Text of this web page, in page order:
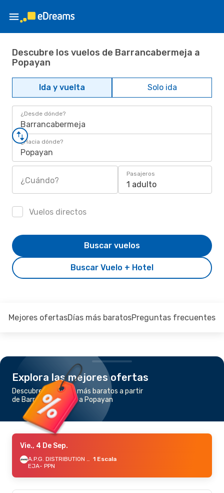
Descubre los vuelos de Barrancabermeja a
Popayan
Ida y vuelta Solo ida
¿Desde dónde?
Barrancabermeja
¿Hacia dónde?
Popayan
¿Cuándo?
Pasajeros
1 adulto
Vuelos directos
Buscar Vuelo + Hotel
Buscar vuelos
Mejores ofertasDías más baratosPreguntas frecuentes
Explora las mejores ofertas
Descubre los vuelos más baratos a partir
de Barrancabermeja a Popayan
Vie., 4 De Sep.
A.P.G. DISTRIBUTION SYSTEM 1 Escala
EJA- PPN